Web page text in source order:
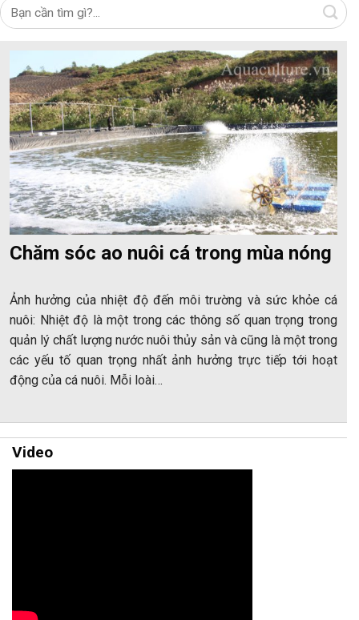
Chăm sóc ao nuôi cá trong mùa nóng
Ảnh hưởng của nhiệt độ đến môi trường và sức khỏe cá
nuôi: Nhiệt độ là một trong các thông số quan trọng trong
quản lý chất lượng nước nuôi thủy sản và cũng là một trong
các yếu tố quan trọng nhất ảnh hưởng trực tiếp tới hoạt
động của cá nuôi. Mỗi loài…
Video